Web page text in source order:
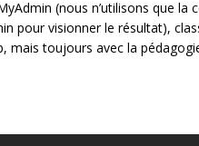
(nous n’utilisons que la
pour visionner le résultat),
toujours avec la